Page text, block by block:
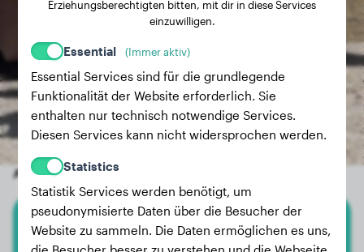
Andere zufällige Hunde
Deutscher Schäferhund
Erziehungsberechtigten bitten, mit dir in diese Services
einzuwilligen.
Essential (Immer aktiv)
Essential Services sind für die grundlegende
Funktionalität der Website erforderlich. Sie
enthalten nur technisch notwendige Services.
Diesen Services kann nicht widersprochen werden.
Statistics
Statistik Services werden benötigt, um
pseudonymisierte Daten über die Besucher der
Website zu sammeln. Die Daten ermöglichen es uns,